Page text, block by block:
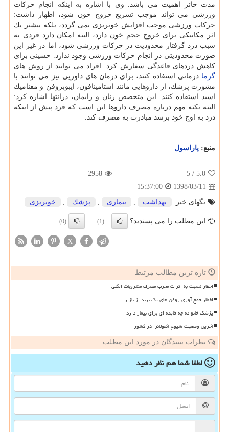
مدت حائز اهمیت می باشد. وی با اشاره به اینكه انجام حركات
ورزشی می تواند موجب تسریع خروج خون شود، اظهار داشت:
حركات ورزشی موجب افزایش خونریزی نمی گردد، بلكه بیشتر یك
اثر مكانیكی برای خروج حجم خون دارد، البته امكان دارد فردی به
سبب درد گرفتار محدودیت در حركات ورزشی شود، اما در غیر این
صورت محدودیتی در انجام حركات ورزشی وجود ندارد. حسینی برای
كاهش دردهای قاعدگی سفارش كرد: افراد می توانند از روش های
گرما درمانی استفاده كنند، برای درمان های داوریی نیز می توانند با
مشورت پزشك، از داروهایی مانند استامینافون، ایبوبروفن و مفنامیك
اسید استفاده كنند. این متخصص زنان و زایمان، درانتها اشاره كرد:
البته نكته مهم درباره مصرف داروها این است كه فرد پیش از اینكه
درد به اوج خود برسد مبادرت به مصرف كند.
منبع: پاراسول
5.0
/ 5
2958
1398/03/11
15:37:00
تگهای خبر:
بهداشت , بیماری , پزشك , خونریزی
این مطلب را می پسندید؟ (1)
(0)
X
تازه ترین مطالب مرتبط
اخطار نسبت به اثرات مخرب مصرف مشروبات الکلی
اخطار جمع آوری روغن های یک برند از بازار
پزشک خانواده چه فایده ای برای بیمار دارد
آخرین وضعیت شیوع آنفولانزا در کشور
نظرات بینندگان در مورد این مطلب
لطفا شما همنظر دهید